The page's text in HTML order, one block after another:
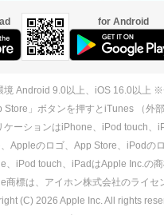
for Android
境 Android 9.0以上、iOS 16.0以上
Store」ボタンを押すとiTunes （外
ケーションはiPhone、iPod touch、
Appleのロゴ、App Store、iPodの
、iPod touch、iPadはApple Inc.の
商標は、アイホン株式会社のライセ
(C) 2026 Apple Inc. All rights